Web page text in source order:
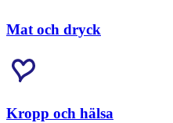
Mat och dryck
Kropp och hälsa